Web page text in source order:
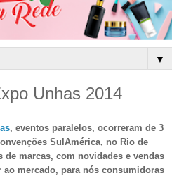
▼
Unhas 2014
, eventos paralelos, ocorreram de 3
SulAmérica, no Rio de
marcas, com novidades e vendas
mercado, para nós consumidoras